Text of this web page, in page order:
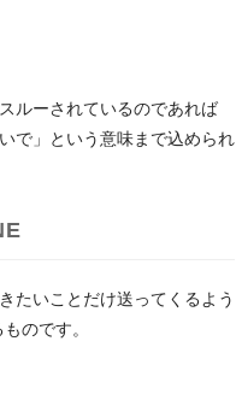
ルーされているのであれば
で」という意味まで込められ
たいことだけ送ってくるよう
のです。